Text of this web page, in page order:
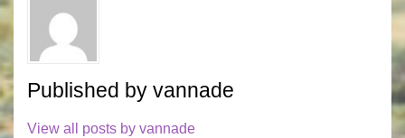
Published by vannade
View all posts by vannade